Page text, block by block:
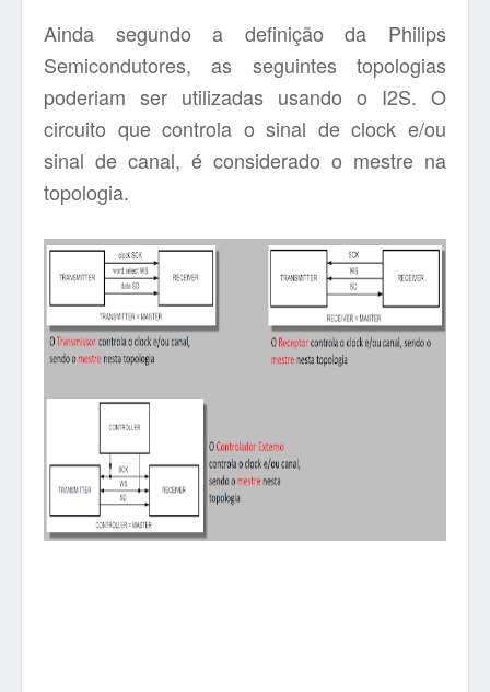
Ainda segundo a definição da Philips
Semicondutores, as seguintes topologias
poderiam ser utilizadas usando o I2S. O
circuito que controla o sinal de clock e/ou
sinal de canal, é considerado o mestre na
topologia.